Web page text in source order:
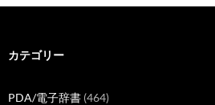
カテゴリー
PDA/電子辞書 (464)